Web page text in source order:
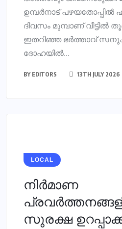
ഉമ്പര്‍നാട് പഴയതോപ്പില്‍
ദിവസം മുമ്പാണ് വീട്ടില്‍
ഇതറിഞ്ഞ ഭര്‍ത്താവ്
ദോഹയില്‍...
BY EDITORS 13TH JULY 2026
LOCAL
നിര്‍മാണ
സുരക്ഷ